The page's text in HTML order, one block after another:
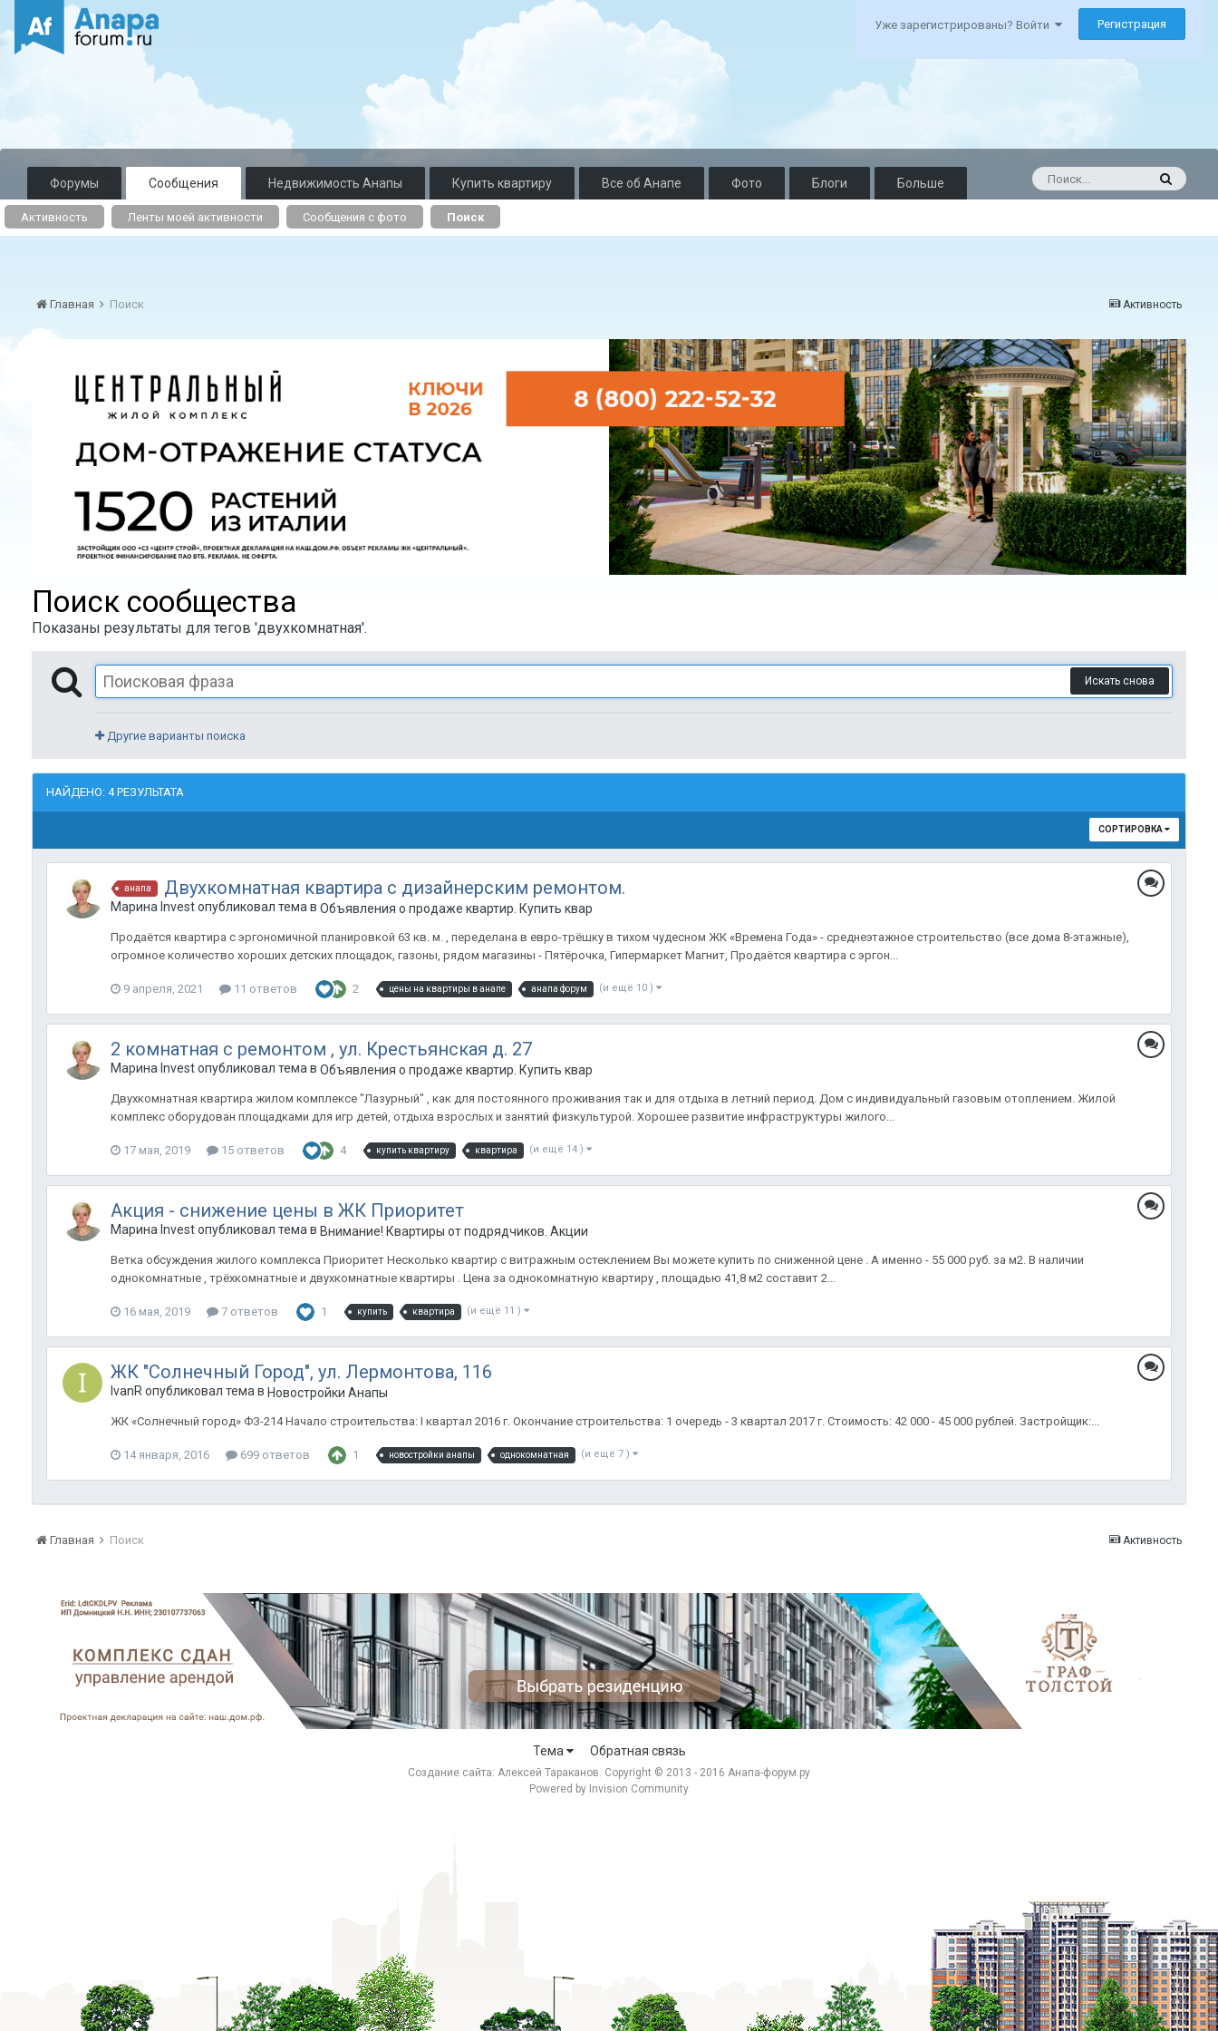
Уже зарегистрированы? Войти Регистрация
Форумы Сообщения
Активность Ленты моей активности Сообщения с фото Поиск
Недвижимость Анапы Купить квартиру Все об Анапе Фото Блоги Больше
Активность
Главная Поиск
Поиск сообщества
Показаны результаты для тегов 'двухкомнатная'.
Искать снова
Другие варианты поиска
НАЙДЕНО: 4 РЕЗУЛЬТАТА
СОРТИРОВКА
анапа Двухкомнатная квартира с дизайнерским ремонтом.
Марина Invest опубликовал тема в Объявления о продаже квартир. Купить квартиру в Анапе.
Продаётся квартира с эргономичной планировкой 63 кв. м. , переделана в евро-трёшку в тихом чудесном ЖК «Времена Года» - среднеэтажное строительство (все дома 8-этажные),
огромное количество хороших детских площадок, газоны, рядом магазины - Пятёрочка, Гипермаркет Магнит, Продаётся квартира с эргон...
9 апреля, 2021 11 ответов 2 цены на квартиры в анапе анапа форум (и ещё 10 )
2 комнатная с ремонтом , ул. Крестьянская д. 27
Марина Invest опубликовал тема в Объявления о продаже квартир. Купить квартиру в Анапе.
Двухкомнатная квартира жилом комплексе "Лазурный" , как для постоянного проживания так и для отдыха в летний период. Дом с индивидуальный газовым отоплением. Жилой
комплекс оборудован площадками для игр детей, отдыха взрослых и занятий физкультурой. Хорошее развитие инфраструктуры жилого...
17 мая, 2019 15 ответов 4 купить квартиру квартира (и ещё 14 )
Акция - снижение цены в ЖК Приоритет
Марина Invest опубликовал тема в Внимание! Квартиры от подрядчиков. Акции от застройщиков. Только лучшие предложения.
Ветка обсуждения жилого комплекса Приоритет Несколько квартир с витражным остеклением Вы можете купить по сниженной цене . А именно - 55 000 руб. за м2. В наличии
однокомнатные , трёхкомнатные и двухкомнатные квартиры . Цена за однокомнатную квартиру , площадью 41,8 м2 составит 2...
16 мая, 2019 7 ответов 1 купить квартира (и ещё 11 )
ЖК "Солнечный Город", ул. Лермонтова, 116
IvanR опубликовал тема в Новостройки Анапы
ЖК «Солнечный город» ФЗ-214 Начало строительства: I квартал 2016 г. Окончание строительства: 1 очередь - 3 квартал 2017 г. Стоимость: 42 000 - 45 000 рублей. Застройщик:...
14 января, 2016 699 ответов 1 новостройки анапы однокомнатная (и ещё 7 )
Активность
Главная Поиск
Тема Обратная связь
Создание сайта: Алексей Тараканов. Copyright © 2013 - 2016 Анапа-форум.ру
Powered by Invision Community